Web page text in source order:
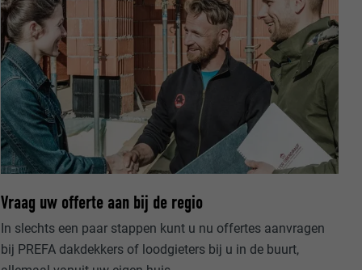
Vraag uw offerte aan bij de regio
In slechts een paar stappen kunt u nu offertes aanvragen
bij PREFA dakdekkers of loodgieters bij u in de buurt,
extension.
gegevens
te
worden